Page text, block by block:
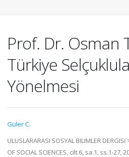
Prof. Dr. Osman
Türkiye
Yönelmesi
Güler C.
ULUSLARARASI SOSYAL BILIMLER DERGISI
OF SOCIAL SCIENCES, cilt.6, sa.1, ss.1-27,